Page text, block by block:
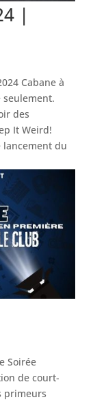
|
Cabane à
des
It Weird!
lancement du
Soirée
de court-
primeurs